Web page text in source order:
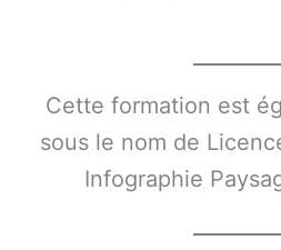
Cette formation est
sous le nom de
Infographie